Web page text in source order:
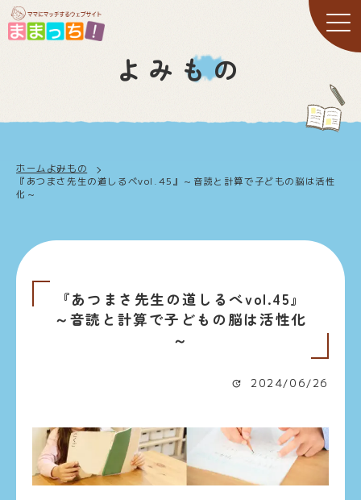
よみもの
ホーム よみもの
『あつまさ先生の道しるべvol.45』～音読と計算で子どもの脳は活性
化～
『あつまさ先生の道しるべvol.45』
～音読と計算で子どもの脳は活性化
～
2024/06/26